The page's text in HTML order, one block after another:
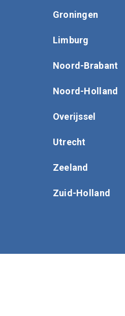
Groningen
Limburg
Noord-Brabant
Noord-Holland
Overijssel
Utrecht
Zeeland
Zuid-Holland